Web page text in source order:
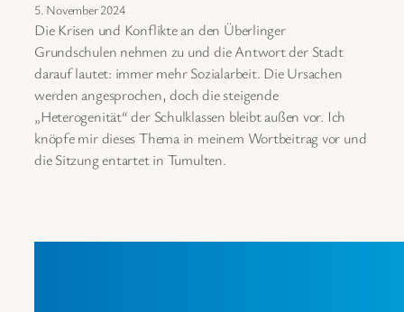
5. November 2024
Die Krisen und Konflikte an den Überlinger
Grundschulen nehmen zu und die Antwort der Stadt
darauf lautet: immer mehr Sozialarbeit. Die Ursachen
werden angesprochen, doch die steigende
„Heterogenität“ der Schulklassen bleibt außen vor. Ich
knöpfe mir dieses Thema in meinem Wortbeitrag vor und
die Sitzung entartet in Tumulten.